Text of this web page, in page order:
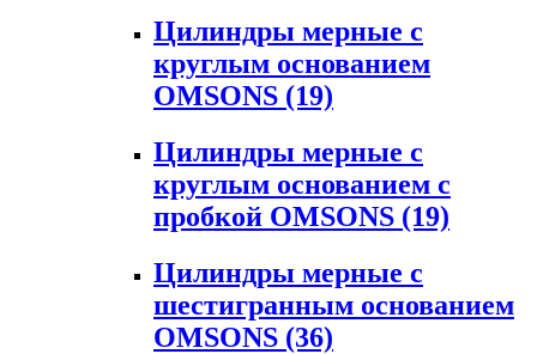
Цилиндры мерные с
круглым основанием
OMSONS (19)
Цилиндры мерные с
круглым основанием с
пробкой OMSONS (19)
Цилиндры мерные с
шестигранным основанием
OMSONS (36)